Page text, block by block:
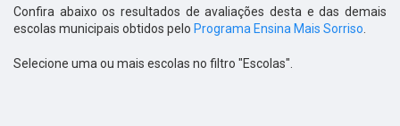
Confira abaixo os resultados de avaliações desta e das demais
escolas municipais obtidos pelo Programa Ensina Mais Sorriso
Selecione uma ou mais escolas no filtro "Escolas".